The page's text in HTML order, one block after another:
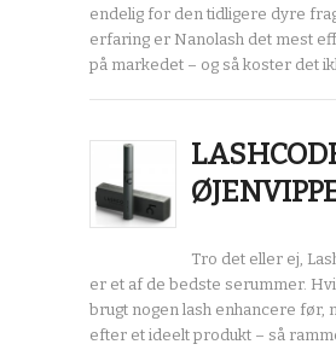
endelig for den tidligere dyre
erfaring er Nanolash det mest
på markedet – og så koster det
Tro det eller ej,
er et af de bedste serummer.
brugt nogen lash enhancere før,
efter et ideelt produkt – så